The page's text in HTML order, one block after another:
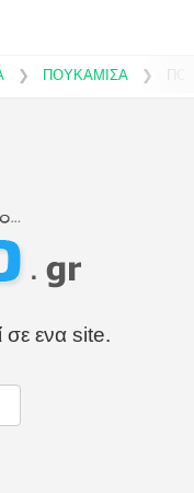
❯ ΠΟΥΚΑΜΙΣΑ ❯
σε ενα site.